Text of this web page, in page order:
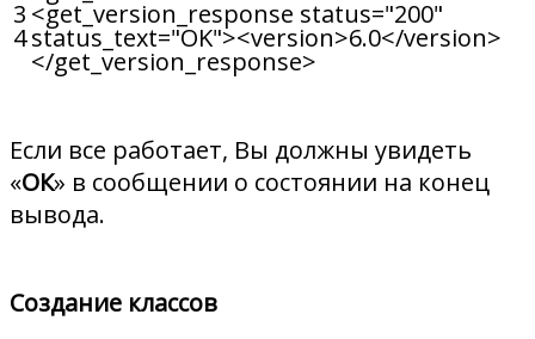
3
4
<get_version_response status="200"
status_text="OK"><version>6.0</version>
</get_version_response>
Если все работает, Вы должны увидеть
«ОК» в сообщении о состоянии на конец
вывода.
Создание классов